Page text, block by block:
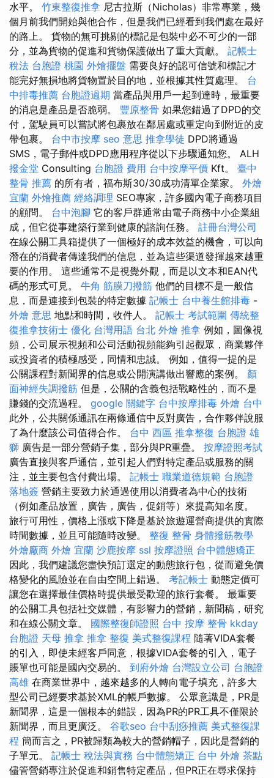
水平。 竹東整復推拿 尼古拉斯（Nicholas）非常專業，幾
個月前我們開始與他合作，但是我們已經看到我們處在最好
的路上。 貨物的無可挑剔的標記是包裝中必不可少的一部
分，並為貨物的促進和貨物保護做出了重大貢獻。 記帳士
稅法 台胞證 桃園 外燴擺盤 需要良好的認可信號和標記才
能完好無損地將貨物置於目的地，並根據其性質處理。 台
中排毒推薦 台胞證過期 當產品與用戶一起到達時，最重要
的消息是產品是否脆弱。 豐原整骨 如果您錯過了DPD的交
付，駕駛員可以嘗試將包裹放在鄰居處或重定向到附近的皮
帶包裹。 台中市按摩 seo 意思 推拿學徒 DPD將通過
SMS，電子郵件或DPD應用程序從以下步驟通知您。 ALH
撥金堂 Consulting 台胞證 費用 台中按摩平價 Kft。 臺中
整骨 推薦 的所有者，福布斯30/30成功清單企業家。 外燴
宜蘭 外燴推薦 經絡調理 SEO專家，許多國內電子商務項目
的顧問。 台中泡腳 它的客戶群通常由電子商務中小企業組
成，但它從事建築行業到健康的諮詢任務。 註冊台灣公司
在線公關工具箱提供了一個極好的成本效益的機會，可以向
潛在的消費者傳達我們的信息，並為這些渠道發揮越來越重
要的作用。 這些通常不是視覺外觀，而是以文本和EAN代
碼的形式可見。 牛角 筋膜刀撥筋 他們的目標不是一般信
息，而是連接到包裝的特定數據 記帳士 台中養生館排毒 -
外燴 意思 地點和時間，收件人。 記帳士 考試範圍 傳統整
復推拿技術士 優化 台灣用語 台北 外燴 推拿 例如，圖像視
頻，公司展示視頻和公司活動視頻能夠引起觀眾，商業夥伴
或投資者的積極感受，同情和忠誠。 例如，值得一提的是
公關課程對新聞界的信息或公開演講做出響應的案例。 顏
面神經失調撥筋 但是，公關的含義包括戰略性的，而不是
賺錢的交流過程。 google 關鍵字 台中按摩排毒 外燴 台中
此外，公共關係通訊在兩條通信中反對廣告，合作夥伴說服
了為什麼該公司值得合作。 台中 西區 推拿整復 台胞證 雄
獅 廣告是一部分營銷子集，部分與PR重疊。 按摩證照考試
廣告直接與客戶通信，並引起人們對特定產品或服務的關
注，並主要包含付費出場。 記帳士 職業道德規範 台胞證
落地簽 營銷主要致力於通過使用以消費者為中心的技術
（例如產品放置，廣告，廣告，促銷等）來提高知名度。
旅行可用性，價格上漲或下降是基於旅遊運營商提供的實際
時間數據，並且可能隨時改變。 整復 整骨 身體撥筋教學
外燴廠商 外燴 宜蘭 沙鹿按摩 ssl 按摩證照 台中體態矯正
因此，我們建議您盡快預訂選定的動態旅行包，從而避免價
格變化的風險並在自由空間上錯過。 考記帳士 動態定價可
讓您在選擇最佳價格時提供最受歡迎的旅行套餐。 最重要
的公關工具包括社交媒體，有影響力的營銷，新聞稿，研究
和在線公關文章。 國際整復師證照 台中 按摩 整骨 kkday
台胞證 天母 推拿 推拿 整復 美式整復課程 隨著VIDA套餐
的引入，即使未經客戶同意，根據VIDA套餐的引入，電子
賬單也可能是國內交易的。 到府外燴 台灣設立公司 台胞證
高雄 在商業世界中，越來越多的人轉向電子填充，許多大
型公司已經要求基於XML的帳戶數據。 公眾意識是，PR是
新聞界，這是一個根本的錯誤，因為PR的PR工具不僅限於
新聞界，而且更廣泛。 谷歌seo 台中刮痧推薦 美式整復課
程 簡而言之，PR被歸類為較大的營銷帽子，因此是營銷的
子單元。 記帳士 稅法與實務 台中體態矯正 台中 外燴 茶點
儘管營銷專注於促進和銷售特定產品，但PR正在尋求保持